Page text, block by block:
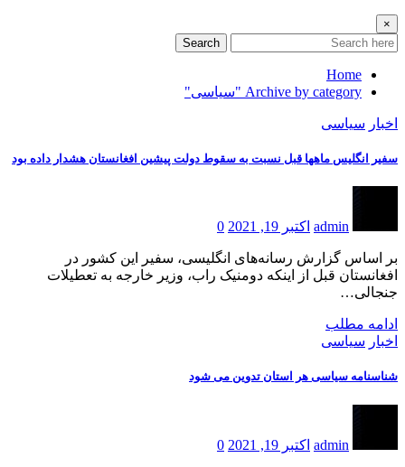
×
Search
Home
Archive by category "سیاسی"
اخبار سیاسی
سفیر انگلیس ماهها قبل نسبت به سقوط دولت پیشین افغانستان هشدار داده بود
admin اکتبر 19, 2021 0
بر اساس گزارش رسانه‌های انگلیسی، سفیر این کشور در
افغانستان قبل از اینکه دومنیک راب، وزیر خارجه به تعطیلات
جنجالی…
ادامه مطلب
اخبار سیاسی
شناسنامه سیاسی هر استان تدوین می شود
admin اکتبر 19, 2021 0